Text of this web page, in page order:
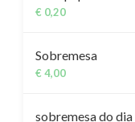
€ 0,20
Sobremesa
€ 4,00
sobremesa do dia